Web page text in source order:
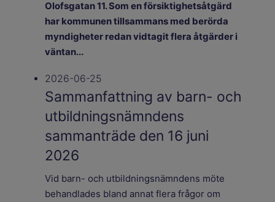
Olofsgatan 11. Som en försiktighetsåtgärd
har kommunen tillsammans med berörda
myndigheter redan vidtagit flera åtgärder i
väntan...
2026-06-25
Sammanfattning av barn- och
utbildningsnämndens
sammanträde den 16 juni
2026
Vid barn- och utbildningsnämndens möte
behandlades bland annat flera frågor om